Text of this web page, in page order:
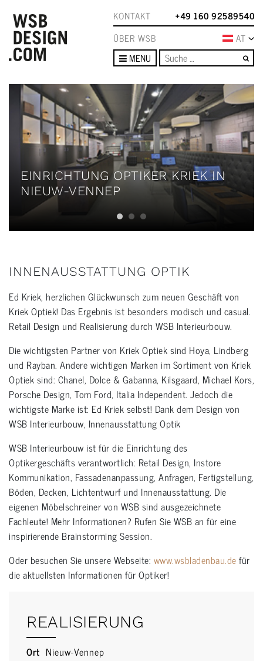
KONTAKT
+49 160 92589540
ÜBER WSB
AT
MENU
EINRICHTUNG OPTIKER KRIEK IN
NIEUW-VENNEP
INNENAUSSTATTUNG OPTIK
Ed Kriek, herzlichen Glückwunsch zum neuen Geschäft von
Kriek Optiek! Das Ergebnis ist besonders modisch und casual.
Retail Design und Realisierung durch WSB Interieurbouw.
Die wichtigsten Partner von Kriek Optiek sind Hoya, Lindberg
und Rayban. Andere wichtigen Marken im Sortiment von Kriek
Optiek sind: Chanel, Dolce & Gabanna, Kilsgaard, Michael Kors,
Porsche Design, Tom Ford, Italia Independent. Jedoch die
wichtigste Marke ist: Ed Kriek selbst! Dank dem Design von
WSB Interieurbouw, Innenausstattung Optik
WSB Interieurbouw ist für die Einrichtung des
Optikergeschäfts verantwortlich: Retail Design, Instore
Kommunikation, Fassadenanpassung, Anfragen, Fertigstellung,
Böden, Decken, Lichtentwurf und Innenausstattung. Die
eigenen Möbelschreiner von WSB sind ausgezeichnete
Fachleute! Mehr Informationen? Rufen Sie WSB an für eine
inspirierende Brainstorming Session.
Oder besuchen Sie unsere Webseite: www.wsbladenbau.defür
die aktuellsten Informationen für Optiker!
REALISIERUNG
Ort Nieuw-Vennep